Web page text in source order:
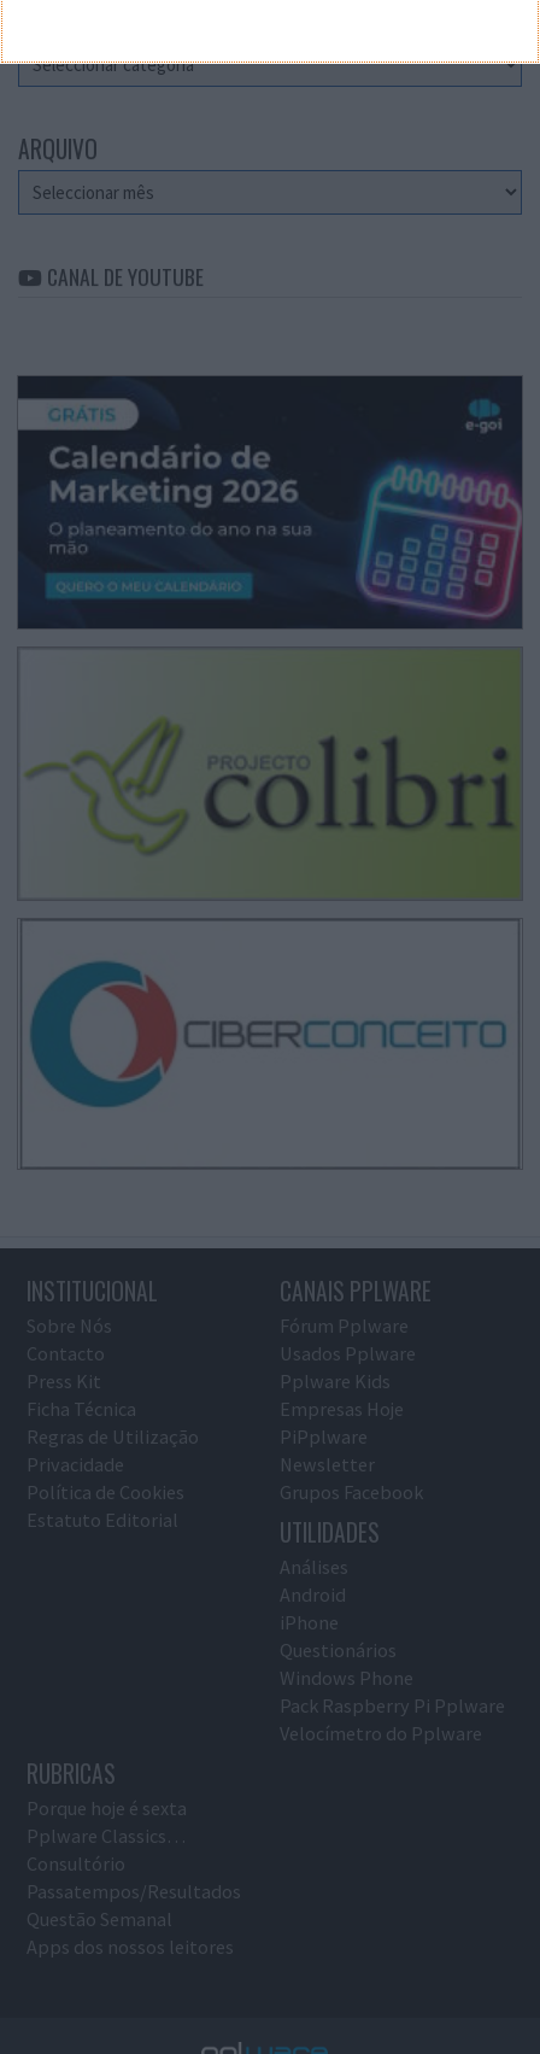
ARQUIVO
Arquivo
CANAL DE YOUTUBE
INSTITUCIONAL
Sobre Nós
Contacto
Press Kit
Ficha Técnica
Regras de Utilização
Privacidade
Política de Cookies
Estatuto Editorial
CANAIS PPLWARE
Fórum Pplware
Usados Pplware
Pplware Kids
Empresas Hoje
PiPplware
Newsletter
Grupos Facebook
UTILIDADES
Análises
Android
iPhone
Questionários
Windows Phone
Pack Raspberry Pi Pplware
Velocímetro do Pplware
RUBRICAS
Porque hoje é sexta
Pplware Classics…
Consultório
Passatempos/Resultados
Questão Semanal
Apps dos nossos leitores